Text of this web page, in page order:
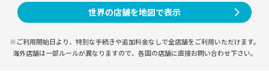
世界の店舗を地図で表示
※ご利用開始日より、特別な手続きや追加料金なしで全店舗をご利用いただけます。
海外店舗は一部ルールが異なりますので、 各国の店舗に直接お問い合わせ下さい。